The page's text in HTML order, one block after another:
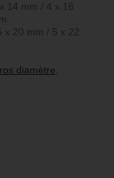
14 mm / 4 x 16
x 20 mm / 5 x 22
diamètre,